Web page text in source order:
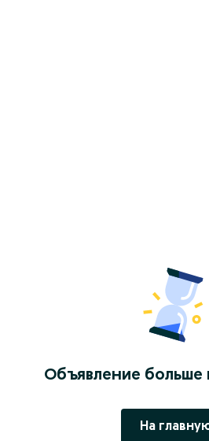
Объявление больше
На